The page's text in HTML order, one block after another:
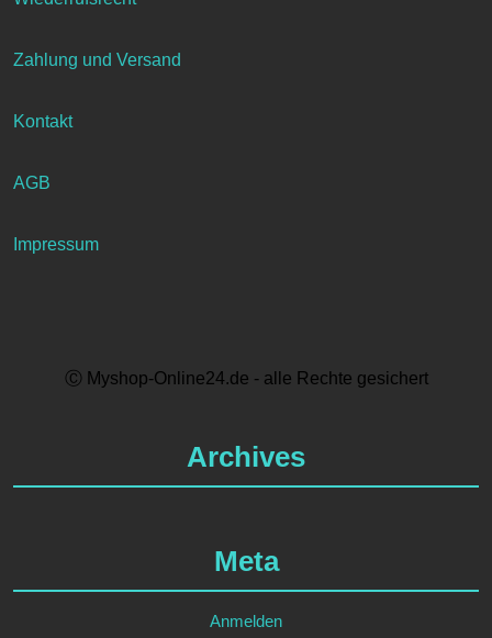
Zahlung und Versand
Kontakt
AGB
Impressum
Ⓒ Myshop-Online24.de - alle Rechte gesichert
Archives
Meta
Anmelden